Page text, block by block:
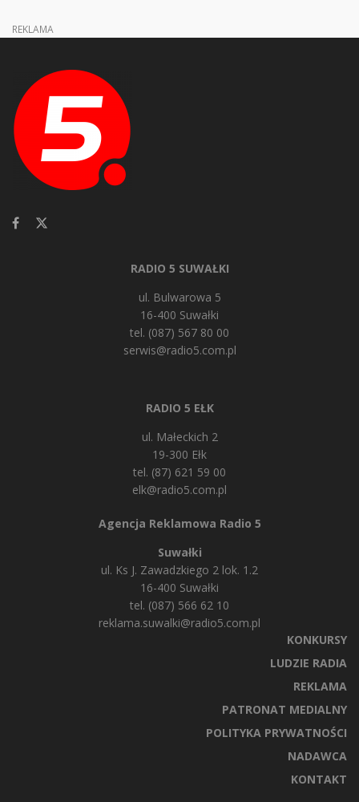
REKLAMA
RADIO 5 SUWAŁKI
ul. Bulwarowa 5
16-400 Suwałki
tel. (087) 567 80 00
serwis@radio5.com.pl
RADIO 5 EŁK
ul. Małeckich 2
19-300 Ełk
tel. (87) 621 59 00
elk@radio5.com.pl
Agencja Reklamowa Radio 5
Suwałki
ul. Ks J. Zawadzkiego 2 lok. 1.2
16-400 Suwałki
tel. (087) 566 62 10
reklama.suwalki@radio5.com.pl
KONKURSY
LUDZIE RADIA
REKLAMA
PATRONAT MEDIALNY
POLITYKA PRYWATNOŚCI
NADAWCA
KONTAKT